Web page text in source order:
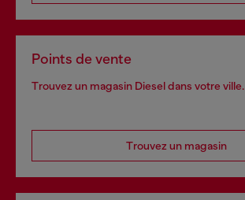
Points de vente
Trouvez un magasin Diesel dans votre ville.
Trouvez un magasin